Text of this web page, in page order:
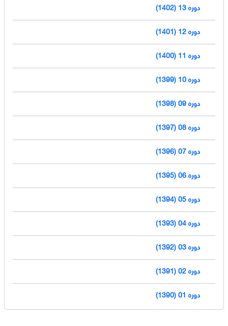
دوره 13 (1402)
دوره 12 (1401)
دوره 11 (1400)
دوره 10 (1399)
دوره 09 (1398)
دوره 08 (1397)
دوره 07 (1396)
دوره 06 (1395)
دوره 05 (1394)
دوره 04 (1393)
دوره 03 (1392)
دوره 02 (1391)
دوره 01 (1390)